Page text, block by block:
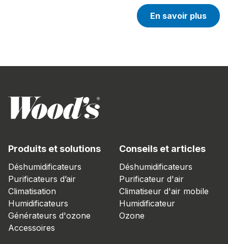
En savoir plus
Produits et solutions
Déshumidificateurs
Purificateurs d’air
Climatisation
Humidificateurs
Générateurs d'ozone
Accessoires
Conseils et articles
Déshumidificateurs
Purificateur d'air
Climatiseur d'air mobile
Humidificateur
Ozone